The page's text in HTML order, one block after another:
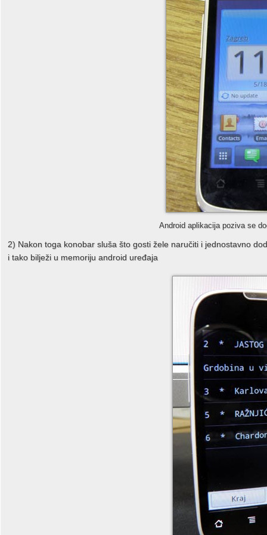
Android aplikacija poziva se
2) Nakon toga konobar sluša što gosti žele naručiti i jednostavno
i tako bilježi u memoriju android uređaja